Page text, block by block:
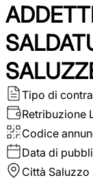
Tipo di
Retribuzione
Codice
Data di
Città Saluzzo